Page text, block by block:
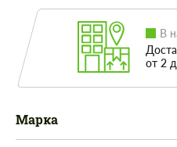
В
от 2
Марка